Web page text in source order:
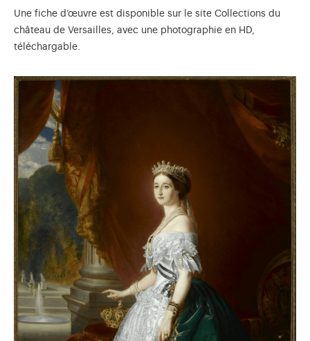
Une fiche d’œuvre est disponible sur le site Collections du
château de Versailles, avec une photographie en HD,
téléchargable.